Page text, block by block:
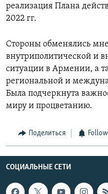
реализация Плана
2022 гг.
Стороны обменялись
внутриполитической и
ситуации в Армении, а
региональной и
Была подчеркнута
миру и процветанию.
Поделиться
СОЦИАЛЬНЫЕ СЕТИ